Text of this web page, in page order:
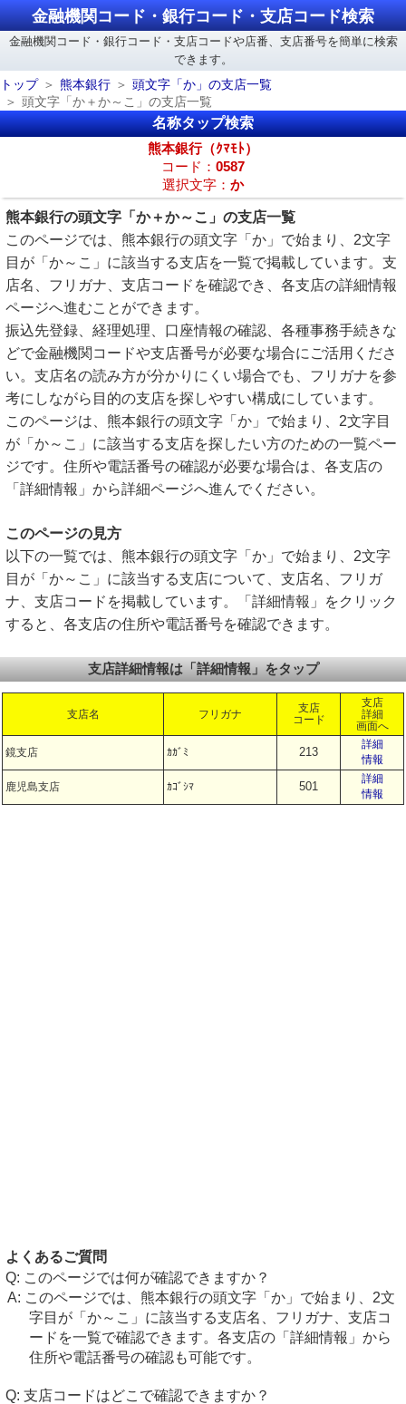
金融機関コード・銀行コード・支店コード検索
金融機関コード・銀行コード・支店コードや店番、支店番号を簡単に検索
できます。
トップ
熊本銀行
頭文字「か」の支店一覧
頭文字「か＋か～こ」の支店一覧
名称タップ検索
熊本銀行（ｸﾏﾓﾄ）
コード： 0587
選択文字： か
熊本銀行の頭文字「か＋か～こ」の支店一覧
このページでは、熊本銀行の頭文字「か」で始まり、2文字
目が「か～こ」に該当する支店を一覧で掲載しています。支
店名、フリガナ、支店コードを確認でき、各支店の詳細情報
ページへ進むことができます。
振込先登録、経理処理、口座情報の確認、各種事務手続きな
どで金融機関コードや支店番号が必要な場合にご活用くださ
い。支店名の読み方が分かりにくい場合でも、フリガナを参
考にしながら目的の支店を探しやすい構成にしています。
このページは、熊本銀行の頭文字「か」で始まり、2文字目
が「か～こ」に該当する支店を探したい方のための一覧ペー
ジです。住所や電話番号の確認が必要な場合は、各支店の
「詳細情報」から詳細ページへ進んでください。
このページの見方
以下の一覧では、熊本銀行の頭文字「か」で始まり、2文字
目が「か～こ」に該当する支店について、支店名、フリガ
ナ、支店コードを掲載しています。「詳細情報」をクリック
すると、各支店の住所や電話番号を確認できます。
支店詳細情報は「詳細情報」をタップ
支店名 フリガナ
支店
コード
支店
詳細
画面へ
鏡支店 ｶｶﾞﾐ 213
詳細
情報
鹿児島支店 ｶｺﾞｼﾏ 501
詳細
情報
よくあるご質問
このページでは何が確認できますか？
このページでは、熊本銀行の頭文字「か」で始まり、2文
字目が「か～こ」に該当する支店名、フリガナ、支店コ
ードを一覧で確認できます。各支店の「詳細情報」から
住所や電話番号の確認も可能です。
支店コードはどこで確認できますか？